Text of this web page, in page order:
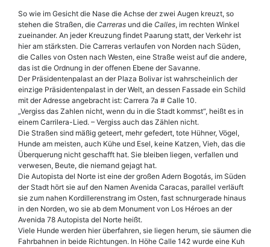
So wie im Gesicht die Nase die Achse der zwei Augen kreuzt, so
stehen die Straßen, die Carreras und die Calles, im rechten Winkel
zueinander. An jeder Kreuzung findet Paarung statt, der Verkehr ist
hier am stärksten. Die Carreras verlaufen von Norden nach Süden,
die Calles von Osten nach Westen, eine Straße weist auf die andere,
das ist die Ordnung in der offenen Ebene der Savanne.
Der Präsidentenpalast an der Plaza Bolivar ist wahrscheinlich der
einzige Präsidentenpalast in der Welt, an dessen Fassade ein Schild
mit der Adresse angebracht ist: Carrera 7a # Calle 10.
„Vergiss das Zahlen nicht, wenn du in die Stadt kommst“, heißt es in
einem Carrilera-Lied. – Vergiss auch das Zählen nicht.
Die Straßen sind mäßig geteert, mehr gefedert, tote Hühner, Vögel,
Hunde am meisten, auch Kühe und Esel, keine Katzen, Vieh, das die
Überquerung nicht geschafft hat. Sie bleiben liegen, verfallen und
verwesen, Beute, die niemand gejagt hat.
Die Autopista del Norte ist eine der großen Adern Bogotás, im Süden
der Stadt hört sie auf den Namen Avenida Caracas, parallel verläuft
sie zum nahen Kordillerenstrang im Osten, fast schnurgerade hinaus
in den Norden, wo sie ab dem Monument von Los Héroes an der
Avenida 78 Autopista del Norte heißt.
Viele Hunde werden hier überfahren, sie liegen herum, sie säumen die
Fahrbahnen in beide Richtungen. In Höhe Calle 142 wurde eine Kuh